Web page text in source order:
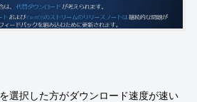
選択した方がダウンロード速度が速い